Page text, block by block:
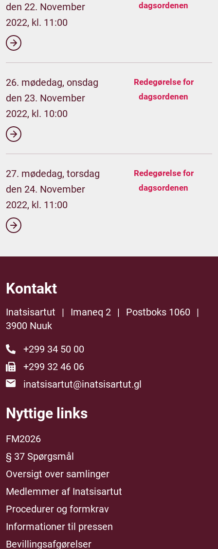
den 22. November
2022, kl. 11:00
dagsordenen
26. mødedag, onsdag
den 23. November
2022, kl. 10:00
Redegørelse for
dagsordenen
27. mødedag, torsdag
den 24. November
2022, kl. 11:00
Redegørelse for
dagsordenen
Kontakt
Inatsisartut | Imaneq 2 | Postboks 1060
|
3900 Nuuk
+299 34 50 00
+299 32 46 06
inatsisartut@inatsisartut.gl
Nyttige links
FM2026
§ 37 Spørgsmål
Oversigt over samlinger
Medlemmer af Inatsisartut
Procedurer og formkrav
Informationer til pressen
Bevillingsafgørelser